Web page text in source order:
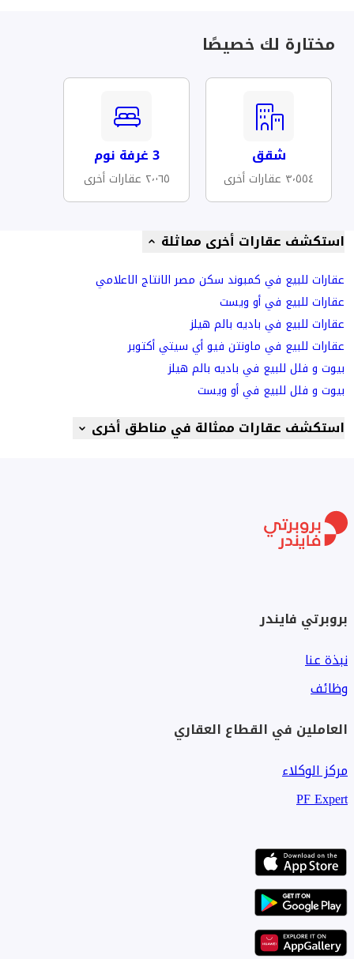
مختارة لك خصيصًا
شقق
٣٬٥٥٤ عقارات أخرى
3 غرفة نوم
٢٬٠٦٥ عقارات أخرى
استكشف عقارات أخرى مماثلة
عقارات للبيع في كمبوند سكن مصر الانتاج الاعلامي
عقارات للبيع في أو ويست
عقارات للبيع في باديه بالم هيلز
عقارات للبيع في ماونتن فيو أي سيتي أكتوبر
بيوت و فلل للبيع في باديه بالم هيلز
بيوت و فلل للبيع في أو ويست
استكشف عقارات ممثالة في مناطق أخرى
بروبرتي فايندر
نبذة عنا
وظائف
العاملين في القطاع العقاري
مركز الوكلاء
PF Expert